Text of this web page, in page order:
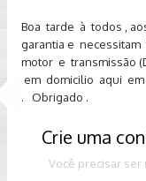
Boa tarde à todos ,
garantia e
motor e transmissão
em domicilio aqui
. Obrigado .
Crie uma
Você precisar ser